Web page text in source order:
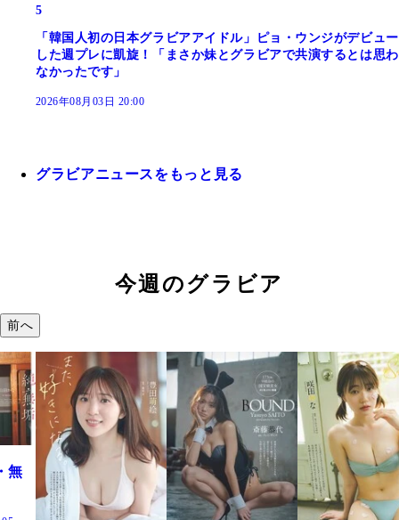
5
「韓国人初の日本グラビアアイドル」ピョ・ウンジがデビュー
した週プレに凱旋！「まさか妹とグラビアで共演するとは思わ
なかったです」
2026年08月03日 20:00
グラビアニュースをもっと見る
今週のグラビア
前へ